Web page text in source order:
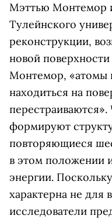
Мэттью Монтемор
Тулейнского
реконструкции,
новой
Монтемор, «атомы
находиться на
формируют
повторяющиеся
в этом положении
энергии.
характерна не для
исследователи